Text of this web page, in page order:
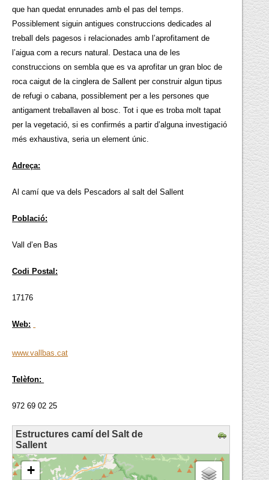
que han quedat enrunades amb el pas del temps.
Possiblement siguin antigues construccions dedicades al
treball dels pagesos i relacionades amb l’aprofitament de
l’aigua com a recurs natural. Destaca una de les
construccions on sembla que es va aprofitar un gran bloc de
roca caigut de la cinglera de Sallent per construir algun tipus
de refugi o cabana, possiblement per a les persones que
antigament treballaven al bosc. Tot i que es troba molt tapat
per la vegetació, si es confirmés a partir d’alguna investigació
més exhaustiva, seria un element únic.
Adreça:
Al camí que va dels Pescadors al salt del Sallent
Població:
Vall d’en Bas
Codi Postal:
17176
Web:
www.vallbas.cat
Telèfon:
972 69 02 25
Estructures camí del Salt de
Sallent
loading map - please wait...
+